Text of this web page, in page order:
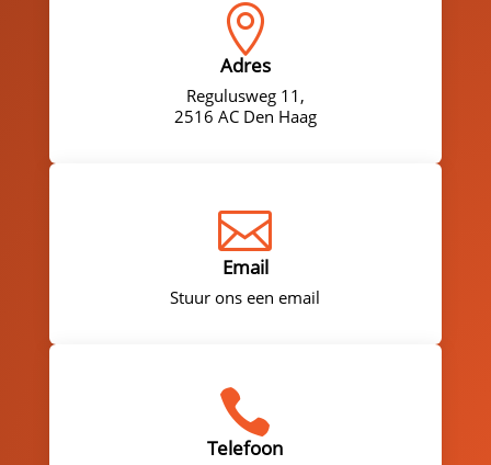

Adres
Regulusweg 11,
2516 AC Den Haag

Email
Stuur ons een email

Telefoon